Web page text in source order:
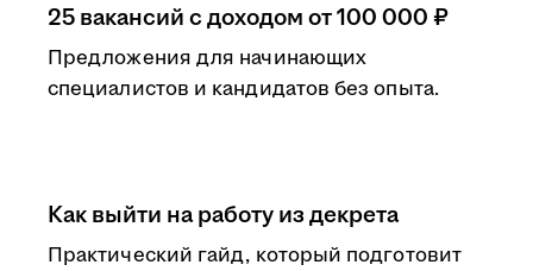
25 вакансий с доходом от 100 000 ₽
Предложения для начинающих
специалистов и кандидатов без опыта.
Как выйти на работу из декрета
Практический гайд, который подготовит